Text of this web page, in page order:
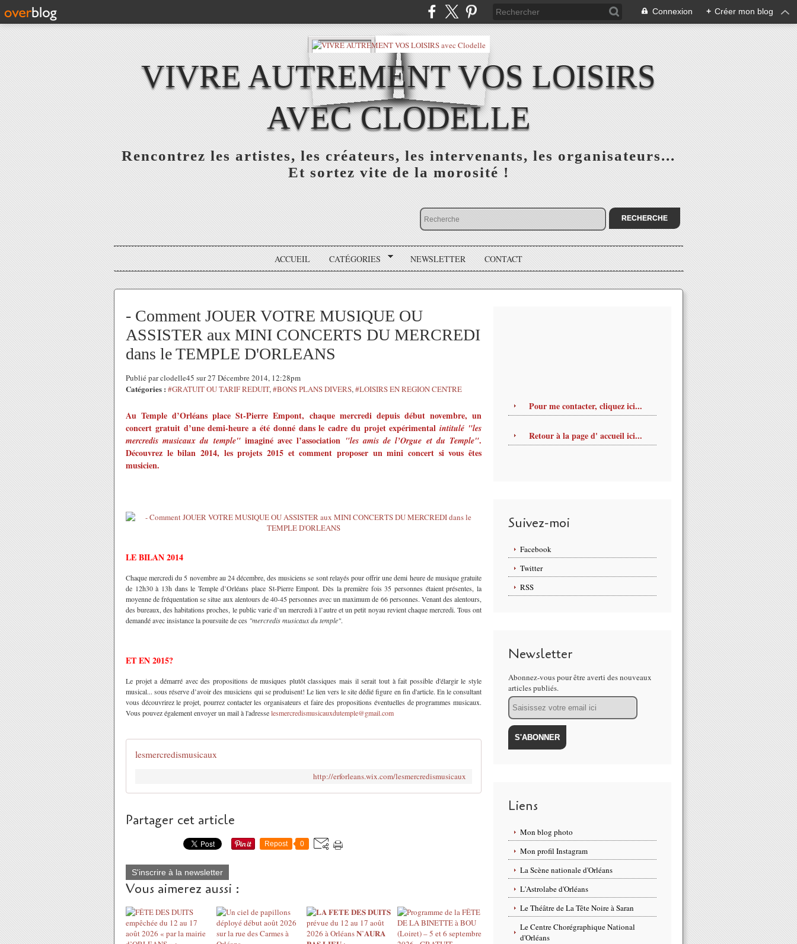
Connexion + Créer mon blog
VIVRE AUTREMENT VOS LOISIRS
AVEC CLODELLE
Rencontrez les artistes, les créateurs, les intervenants, les organisateurs...
Et sortez vite de la morosité !
ACCUEIL CATÉGORIES NEWSLETTER CONTACT
- Comment JOUER VOTRE MUSIQUE OU
ASSISTER aux MINI CONCERTS DU MERCREDI
dans le TEMPLE D'ORLEANS
Publié par clodelle45 sur 27 Décembre 2014, 12:28pm
Catégories : #GRATUIT OU TARIF REDUIT,#BONS PLANS DIVERS,#LOISIRS EN REGION CENTRE
Au Temple d’Orléans place St-Pierre Empont, chaque mercredi depuis début novembre, un
concert gratuit d’une demi-heure a été donné dans le cadre du projet expérimentalintitulé "les
mercredis musicaux du temple"imaginé avec l’association "les amis de l’Orgue et du Temple".
Découvrez le bilan 2014, les projets 2015 et comment proposer un mini concert si vous êtes
musicien.
LE BILAN 2014
Chaque mercredi du 5 novembre au 24 décembre, des musiciens se sont relayés pour offrir une demi heure de musique gratuite
de 12h30 à 13h dans le Temple d’Orléans place St-Pierre Empont. Dès la première fois 35 personnes étaient présentes, la
moyenne de fréquentation se situe aux alentours de 40-45 personnes avec un maximum de 66 personnes. Venant des alentours,
des bureaux, des habitations proches, le public varie d’un mercredi à l’autre et un petit noyau revient chaque mercredi. Tous ont
demandé avec insistance la poursuite de ces "mercredis musicaux du temple".
ET EN 2015?
Le projet a démarré avec des propositions de musiques plutôt classiques mais il serait tout à fait possible d'élargir le style
musical... sous réserve d’avoir des musiciens qui se produisent! Le lien vers le site dédié figure en fin d'article. En le consultant
vous découvrirez le projet, pourrez contacter les organisateurs et faire des propositions éventuelles de programmes musicaux.
Vous pouvez également envoyer un mail à l'adresselesmercredismusicauxdutemple@gmail.com
lesmercredismusicaux
http://erforleans.wix.com/lesmercredismusicaux
Partager cet article
Repost 0
S'inscrire à la newsletter
Vous aimerez aussi :
Pour me contacter, cliquez ici...
Retour à la page d' accueil ici...
Suivez-moi
Facebook
Twitter
RSS
Newsletter
Abonnez-vous pour être averti des nouveaux
articles publiés.
Email
Liens
Mon blog photo
Mon profil Instagram
La Scène nationale d'Orléans
L'Astrolabe d'Orléans
Le Théâtre de La Tête Noire à Saran
Le Centre Chorégraphique National
d'Orléans